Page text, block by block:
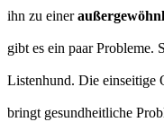
ihn zu einer
gibt es ein paar Probleme.
Listenhund. Die einseitige
bringt gesundheitliche